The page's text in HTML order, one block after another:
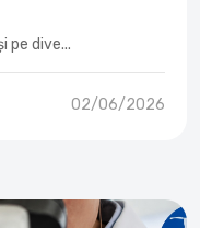
pe dive...
02/06/2026